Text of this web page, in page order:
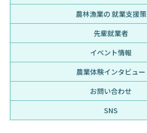
農林漁業の 就業支援策
先輩就業者
イベント情報
農業体験インタビュー
お問い合わせ
SNS